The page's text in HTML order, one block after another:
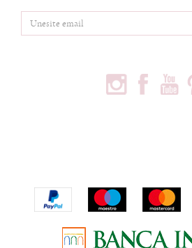
office@ninia.rs
109267030